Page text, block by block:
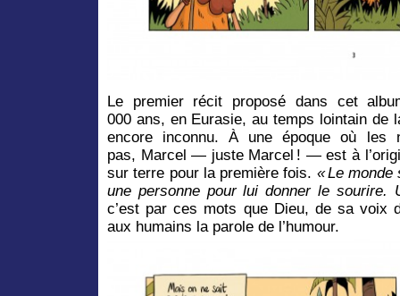
Le premier récit proposé dans cet
000 ans, en Eurasie, au temps lointain de
encore inconnu. À une époque où les
pas, Marcel — juste Marcel ! — est à
sur terre pour la première fois. « Le
une personne pour lui donner le sourire.
c’est par ces mots que Dieu, de sa voix
aux humains la parole de l’humour.